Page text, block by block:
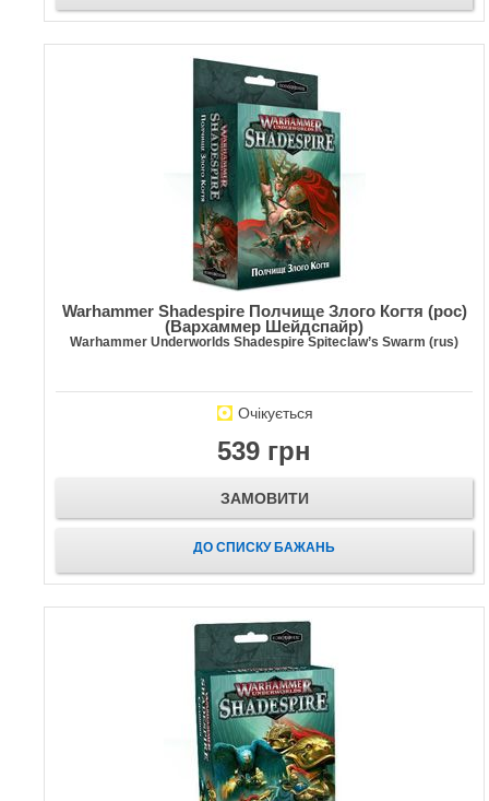
Warhammer Shadespire Полчище Злого Когтя (рос)
(Вархаммер Шейдспайр)
Warhammer Underworlds Shadespire Spiteclaw’s Swarm (rus)
Очікується
539 грн
ЗАМОВИТИ
ДО СПИСКУ БАЖАНЬ